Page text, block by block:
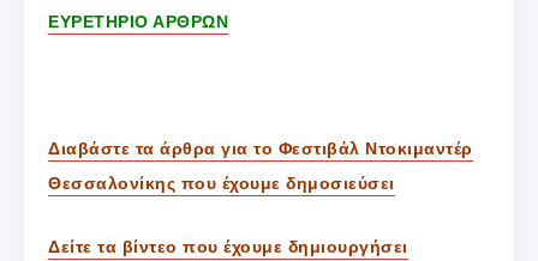
ΕΥΡΕΤΗΡΙΟ ΑΡΘΡΩΝ
Διαβάστε τα άρθρα για το Φεστιβάλ Ντοκιμαντέρ
Θεσσαλονίκης που έχουμε δημοσιεύσει
Δείτε τα βίντεο που έχουμε δημιουργήσει